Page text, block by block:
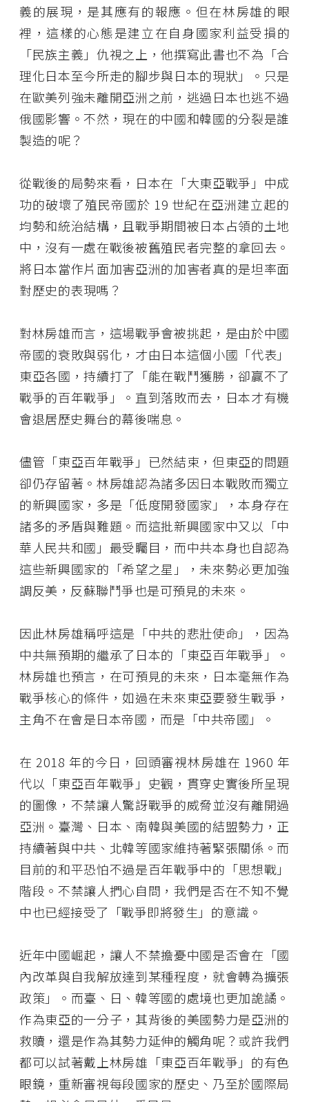
義的展現，是其應有的報應。但在林房雄的眼
裡，這樣的心態是建立在自身國家利益受損的
「民族主義」仇視之上，他撰寫此書也不為「合
理化日本至今所走的腳步與日本的現狀」。只是
在歐美列強未離開亞洲之前，逃過日本也逃不過
俄國影響。不然，現在的中國和韓國的分裂是誰
製造的呢？
從戰後的局勢來看，日本在「大東亞戰爭」中成
功的破壞了殖民帝國於 19 世紀在亞洲建立起的
均勢和統治結構，且戰爭期間被日本占領的土地
中，沒有一處在戰後被舊殖民者完整的拿回去。
將日本當作片面加害亞洲的加害者真的是坦率面
對歷史的表現嗎？
對林房雄而言，這場戰爭會被挑起，是由於中國
帝國的衰敗與弱化，才由日本這個小國「代表」
東亞各國，持續打了「能在戰鬥獲勝，卻贏不了
戰爭的百年戰爭」。直到落敗而去，日本才有機
會退居歷史舞台的幕後喘息。
儘管「東亞百年戰爭」已然結束，但東亞的問題
卻仍存留著。林房雄認為諸多因日本戰敗而獨立
的新興國家，多是「低度開發國家」，本身存在
諸多的矛盾與難題。而這批新興國家中又以「中
華人民共和國」最受矚目，而中共本身也自認為
這些新興國家的「希望之星」，未來勢必更加強
調反美，反蘇聯鬥爭也是可預見的未來。
因此林房雄稱呼這是「中共的悲壯使命」，因為
中共無預期的繼承了日本的「東亞百年戰爭」。
林房雄也預言，在可預見的未來，日本毫無作為
戰爭核心的條件，如過在未來東亞要發生戰爭，
主角不在會是日本帝國，而是「中共帝國」。
在 2018 年的今日，回頭審視林房雄在 1960 年
代以「東亞百年戰爭」史觀，貫穿史實後所呈現
的圖像，不禁讓人驚訝戰爭的威脅並沒有離開過
亞洲。臺灣、日本、南韓與美國的結盟勢力，正
持續著與中共、北韓等國家維持著緊張關係。而
目前的和平恐怕不過是百年戰爭中的「思想戰」
階段。不禁讓人捫心自問，我們是否在不知不覺
中也已經接受了「戰爭即將發生」的意識。
近年中國崛起，讓人不禁擔憂中國是否會在「國
內改革與自我解放達到某種程度，就會轉為擴張
政策」。而臺、日、韓等國的處境也更加詭譎。
作為東亞的一分子，其背後的美國勢力是亞洲的
救贖，還是作為其勢力延伸的觸角呢？或許我們
都可以試著戴上林房雄「東亞百年戰爭」的有色
眼鏡，重新審視每段國家的歷史、乃至於國際局